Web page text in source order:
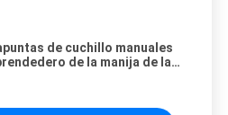
de cuchillo manuales
de la manija de la